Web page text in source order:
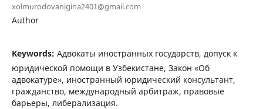
xolmurodovanigina2401@gmail.com
Author
Keywords: Адвокаты иностранных государств, допуск к
юридической помощи в Узбекистане, Закон «Об
адвокатуре», иностранный юридический консультант,
гражданство, международный арбитраж, правовые
барьеры, либерализация.